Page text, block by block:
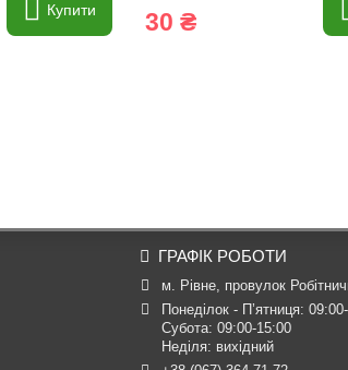
Купити 30 ₴
ГРАФІК РОБОТИ
м. Рівне, провулок
Понеділок - П’ятниця:
Субота: 09:00-15:00
Неділя: вихідний